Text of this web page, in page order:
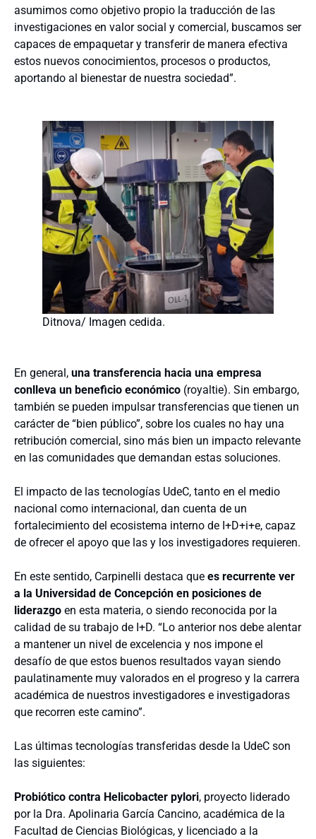
asumimos como objetivo propio la traducción de las
investigaciones en valor social y comercial, buscamos ser
capaces de empaquetar y transferir de manera efectiva
estos nuevos conocimientos, procesos o productos,
aportando al bienestar de nuestra sociedad”.
Ditnova/ Imagen cedida.
En general, una transferencia hacia una empresa
conlleva un beneficio económico (royaltie). Sin embargo,
también se pueden impulsar transferencias que tienen un
carácter de “bien público”, sobre los cuales no hay una
retribución comercial, sino más bien un impacto relevante
en las comunidades que demandan estas soluciones.
El impacto de las tecnologías UdeC, tanto en el medio
nacional como internacional, dan cuenta de un
fortalecimiento del ecosistema interno de I+D+i+e, capaz
de ofrecer el apoyo que las y los investigadores requieren.
En este sentido, Carpinelli destaca que es recurrente ver
a la Universidad de Concepción en posiciones de
liderazgo en esta materia, o siendo reconocida por la
calidad de su trabajo de I+D. “Lo anterior nos debe alentar
a mantener un nivel de excelencia y nos impone el
desafío de que estos buenos resultados vayan siendo
paulatinamente muy valorados en el progreso y la carrera
académica de nuestros investigadores e investigadoras
que recorren este camino”.
Las últimas tecnologías transferidas desde la UdeC son
las siguientes:
Probiótico contra Helicobacter pylori, proyecto liderado
por la Dra. Apolinaria García Cancino, académica de la
Facultad de Ciencias Biológicas, y licenciado a la